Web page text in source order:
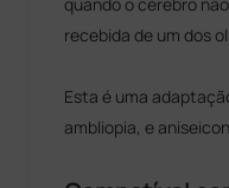
recebida de um dos
Esta é uma
ambliopia, e